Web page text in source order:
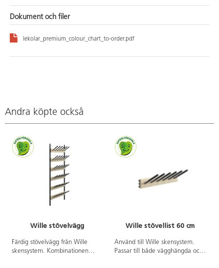
Dokument och filer
lekolar_premium_colour_chart_to-order.pdf
Andra köpte också
Wille stövelvägg
Färdig stövelvägg från Wille
skensystem. Kombinationen
Wille stövellist 60 cm
Använd till Wille skensystem.
Passar till både vägghängda och